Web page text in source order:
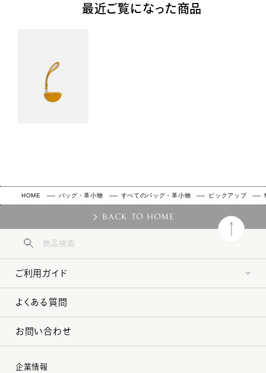
最近ご覧になった商品
HOME バッグ・革小物 すべてのバッグ・革小物 ピックアップ
BACK TO HOME
ご利用ガイド
よくある質問
お問い合わせ
企業情報